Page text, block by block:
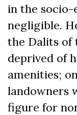
in the
negligible.
the Dalits of
deprived of
amenities;
landowners
figure for